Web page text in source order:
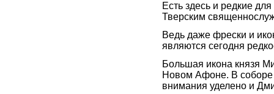
Есть здесь и редкие
Тверским
Ведь даже фрески и
являются сегодня
Большая икона князя
Новом Афоне. В соборе
внимания уделено и